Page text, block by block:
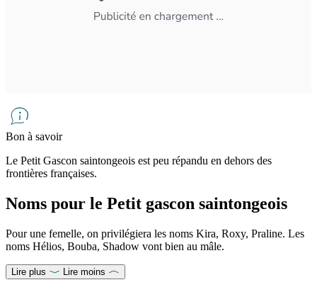
Bon à savoir
Le Petit Gascon saintongeois est peu répandu en dehors des
frontières françaises.
Noms pour le Petit gascon saintongeois
Pour une femelle, on privilégiera les noms Kira, Roxy, Praline. Les
noms Hélios, Bouba, Shadow vont bien au mâle.
Lire plus Lire moins